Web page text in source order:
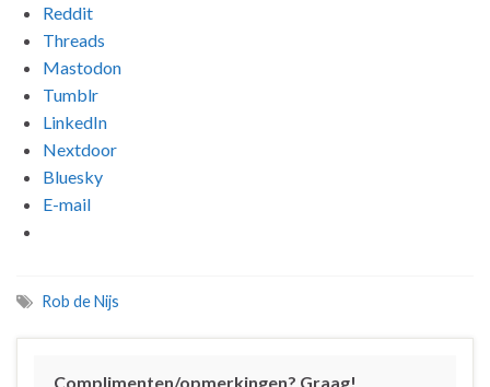
Reddit
Threads
Mastodon
Tumblr
LinkedIn
Nextdoor
Bluesky
E-mail
Rob de Nijs
Complimenten/opmerkingen? Graag!